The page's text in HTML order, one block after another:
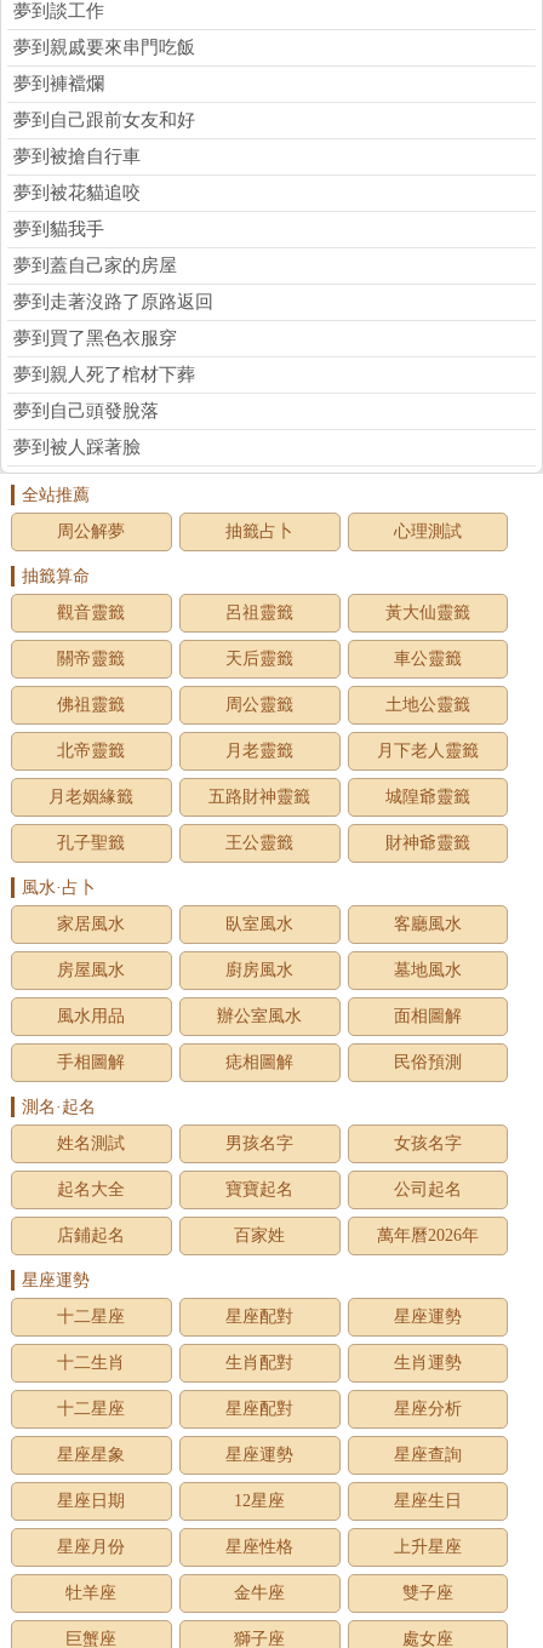
夢到談工作
夢到親戚要來串門吃飯
夢到褲襠爛
夢到自己跟前女友和好
夢到被搶自行車
夢到被花貓追咬
夢到貓我手
夢到蓋自己家的房屋
夢到走著沒路了原路返回
夢到買了黑色衣服穿
夢到親人死了棺材下葬
夢到自己頭發脫落
夢到被人踩著臉
全站推薦
周公解夢
抽籤占卜 心理測試
抽籤算命
觀音靈籤
呂祖靈籤 黃大仙靈籤
關帝靈籤 天后靈籤 車公靈籤
佛祖靈籤 周公靈籤 土地公靈籤
北帝靈籤 月老靈籤 月下老人靈籤
月老姻緣籤 五路財神靈籤 城隍爺靈籤
孔子聖籤 王公靈籤 財神爺靈籤
風水·占卜
家居風水
臥室風水 客廳風水
房屋風水 廚房風水 墓地風水
風水用品 辦公室風水 面相圖解
手相圖解 痣相圖解 民俗預測
測名·起名
姓名測試
男孩名字 女孩名字
起名大全 寶寶起名 公司起名
店鋪起名 百家姓 萬年曆2026年
星座運勢
十二星座
星座配對 星座運勢
十二生肖 生肖配對 生肖運勢
十二星座 星座配對 星座分析
星座星象 星座運勢 星座查詢
星座日期 12星座 星座生日
星座月份 星座性格 上升星座
牡羊座 金牛座 雙子座
巨蟹座 獅子座 處女座